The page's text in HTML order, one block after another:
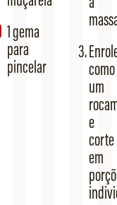
1 gema
para
pincelar
como
um
e
corte
em